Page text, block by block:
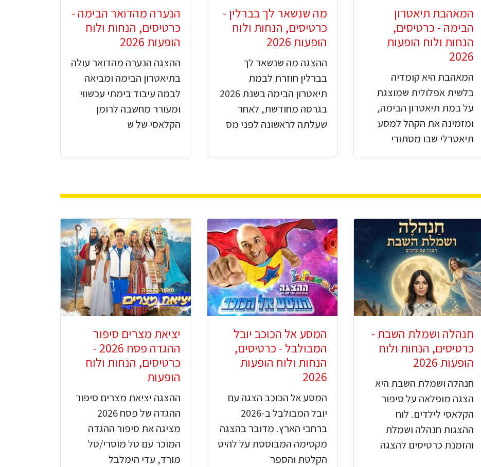
המאהבת תיאטרון
הבימה - כרטיסים,
הנחות ולוח הופעות
2026
המאהבת היא קומדיה
בלשית אפלולית שמוצגת
על במת תיאטרון הבימה,
ומזמינה את הקהל למסע
תיאטרלי שבו מסתורי
מה שנשאר לך בברלין -
כרטיסים, הנחות ולוח
הופעות 2026
ההצגה מה שנשאר לך
בברלין חוזרת לבמת
תיאטרון הבימה בשנת 2026
בגרסה מחודשת, לאחר
שעלתה לראשונה לפני מס
הנערה מהדואר הבימה -
כרטיסים, הנחות ולוח
הופעות 2026
ההצגה הנערה מהדואר עולה
בתיאטרון הבימה ומביאה
לבמה עיבוד בימתי עכשווי
ומעורר מחשבה לרומן
הקלאסי של ש
חנהלה ושמלת השבת -
כרטיסים, הנחות ולוח
הופעות 2026
חנהלה ושמלת השבת היא
הצגה מופלאה על סיפור
הקלאסי לילדים. לוח
ההצגות חנהלה ושמלת
והזמנת כרטיסים להצגה
המסע אל הכוכב יובל
המבולבל - כרטיסים,
הנחות ולוח הופעות
2026
המסע אל הכוכב הצגה עם
יובל המבולבל ב-2026
ברחבי הארץ. מדובר בהצגה
מקסימה המבוססת על להיט
הקלטת והספר
יציאת מצרים סיפור
ההגדה פסח 2026 -
כרטיסים, הנחות ולוח
הופעות
ההצגה יציאת מצרים סיפור
ההגדה של פסח 2026
מציגה את סיפור ההגדה
המוכר עם טל מוסרי/טל
מורד, עדי הימלבל